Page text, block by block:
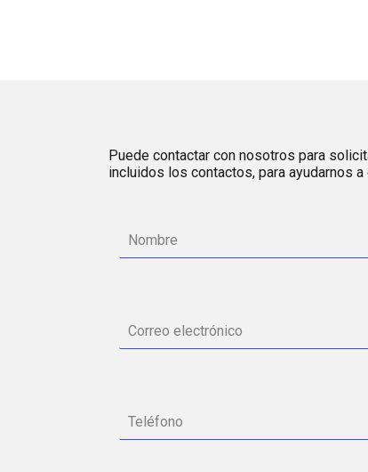
Puede contactar con nosotros para
incluidos los contactos, para ayudarnos